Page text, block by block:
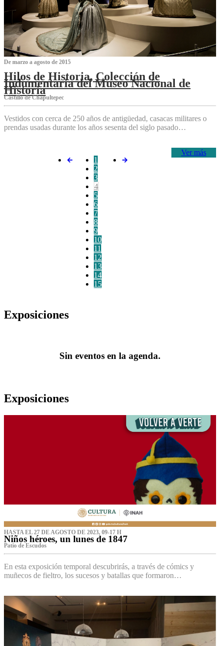
De marzo a agosto de 2015
Hilos de Historia, Colección de
Indumentaria del Museo Nacional de
Historia
Castillo de Chapultepec
Vestidos con cerca de 250 años de antigüedad, casacas militares o
prendas usadas durante los años sesenta del siglo pasado…
Ver más
1
2
3
4
5
6
7
8
9
10
11
12
13
14
15
Exposiciones
Sin eventos en la agenda.
Exposiciones
HASTA EL 27 DE AGOSTO DE 2023, 09-17 H
Niños héroes, un lunes de 1847
Patio de Escudos
En esta exposición temporal descubrirás, a través de cómics y
muñecos de fieltro, los sucesos y batallas que formaron…